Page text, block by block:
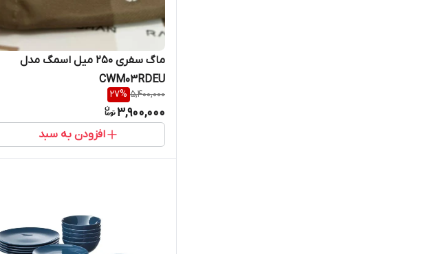
ماگ سفری 250 میل اسمگ مدل
CWM03RDEU
5,400,000
27%
3,900,000
افزودن به سبد